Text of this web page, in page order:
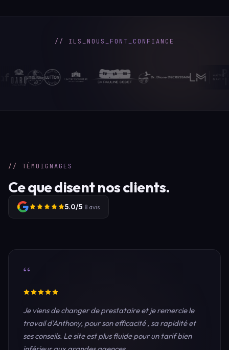
// ILS_NOUS_FONT_CONFIANCE
// TÉMOIGNAGES
Ce que disent nos clients.
5.0/5· 8 avis
“
Je viens de changer de prestataire et je remercie le
travail d'Anthony, pour son efficacité , sa rapidité et
ses conseils. Le site est plus fluide pour un tarif bien